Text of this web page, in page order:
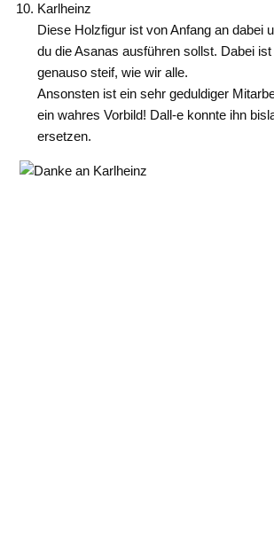
Karlheinz
Diese Holzfigur ist von Anfang an dabei
du die Asanas ausführen sollst. Dabei
genauso steif, wie wir alle.
Ansonsten ist ein sehr geduldiger
ein wahres Vorbild! Dall-e konnte ihn
ersetzen.